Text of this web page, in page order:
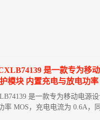
是一款专为移
模块 内置充电与放电功
是一款专为移动电源
率 MOS，充电电流为 0.6A，